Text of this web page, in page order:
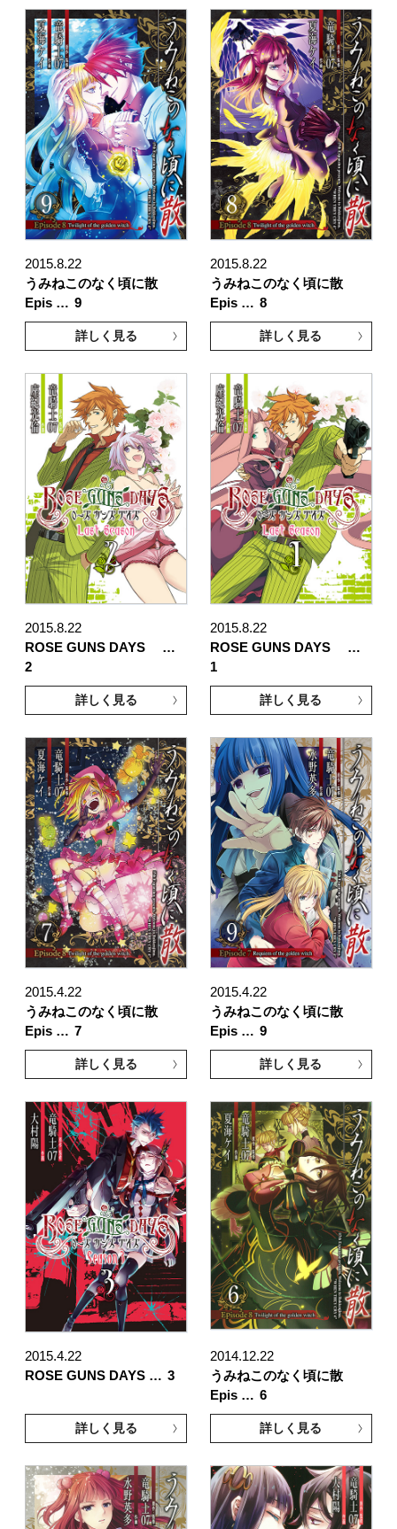
2015.8.22
うみねこのなく頃に散
Epis … 9
詳しく見る
2015.8.22
うみねこのなく頃に散
Epis … 8
詳しく見る
2015.8.22
ROSE GUNS DAYS …
2
詳しく見る
2015.8.22
ROSE GUNS DAYS …
1
詳しく見る
2015.4.22
うみねこのなく頃に散
Epis … 7
詳しく見る
2015.4.22
うみねこのなく頃に散
Epis … 9
詳しく見る
2015.4.22
ROSE GUNS DAYS … 3
詳しく見る
2014.12.22
うみねこのなく頃に散
Epis … 6
詳しく見る